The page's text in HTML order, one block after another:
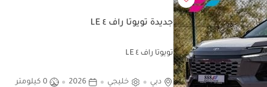
جديدة تويوتا راف ٤ LE
تويوتا راف ٤ LE
دبي خليجي 2026 0 كيلومتر